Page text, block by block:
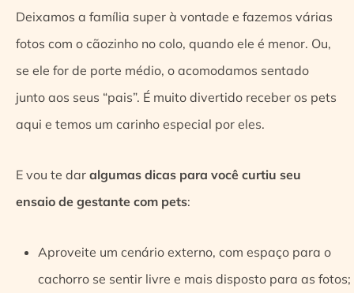
Deixamos a família super à vontade e fazemos várias
fotos com o cãozinho no colo, quando ele é menor. Ou,
se ele for de porte médio, o acomodamos sentado
junto aos seus “pais”. É muito divertido receber os pets
aqui e temos um carinho especial por eles.
E vou te dar algumas dicas para você curtiu seu
ensaio de gestante com pets:
Aproveite um cenário externo, com espaço para o
cachorro se sentir livre e mais disposto para as fotos;